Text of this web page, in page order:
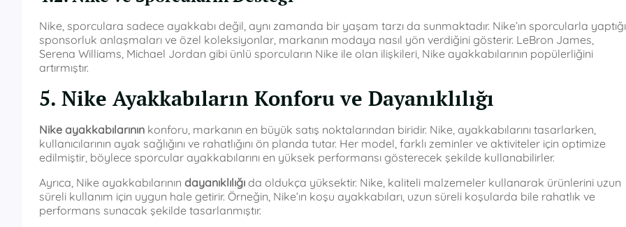
Nike, sporculara sadece ayakkabı değil, aynı zamanda bir yaşam tarzı da sunmaktadır. Nike’ın sporcularla yaptığı
sponsorluk anlaşmaları ve özel koleksiyonlar, markanın modaya nasıl yön verdiğini gösterir. LeBron James,
Serena Williams, Michael Jordan gibi ünlü sporcuların Nike ile olan ilişkileri, Nike ayakkabılarının popülerliğini
artırmıştır.
5. Nike Ayakkabıların Konforu ve Dayanıklılığı
Nike ayakkabılarının konforu, markanın en büyük satış noktalarından biridir. Nike, ayakkabılarını tasarlarken,
kullanıcılarının ayak sağlığını ve rahatlığını ön planda tutar. Her model, farklı zeminler ve aktiviteler için optimize
edilmiştir, böylece sporcular ayakkabılarını en yüksek performansı gösterecek şekilde kullanabilirler.
Ayrıca, Nike ayakkabılarının dayanıklılığı da oldukça yüksektir. Nike, kaliteli malzemeler kullanarak ürünlerini uzun
süreli kullanım için uygun hale getirir. Örneğin, Nike’ın koşu ayakkabıları, uzun süreli koşularda bile rahatlık ve
performans sunacak şekilde tasarlanmıştır.